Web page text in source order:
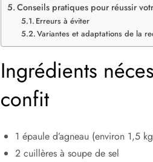
Conseils pratiques pour réussir
Erreurs à éviter
Variantes et adaptations de la
Ingrédients
confit
1 épaule d’agneau (environ 1,5
2 cuillères à soupe de sel